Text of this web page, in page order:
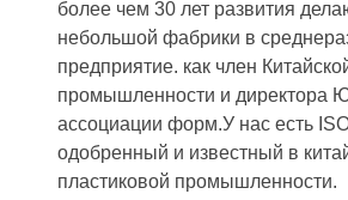
более чем 30 лет развития
небольшой фабрики в
предприятие. как член
промышленности и директора
ассоциации форм.У нас есть
одобренный и известный в
пластиковой промышленности.